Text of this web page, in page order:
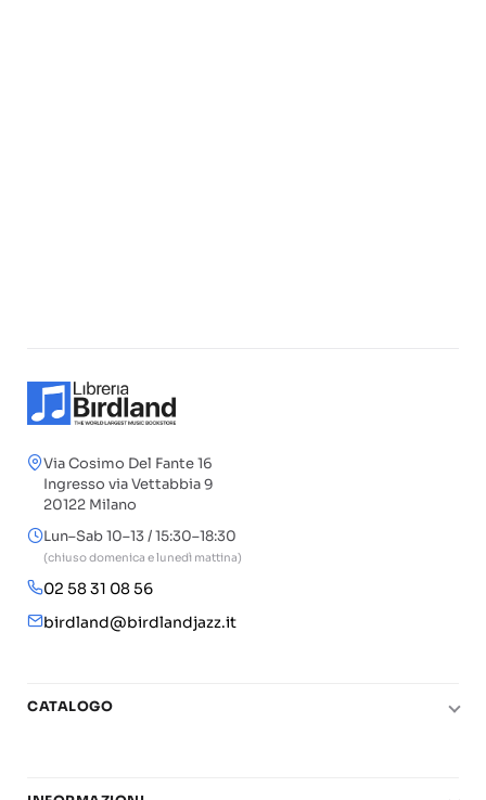
Via Cosimo Del Fante 16
Ingresso via Vettabbia 9
20122 Milano
Lun–Sab 10–13 / 15:30–18:30
(chiuso domenica e lunedì mattina)
02 58 31 08 56
birdland@birdlandjazz.it
CATALOGO
Chitarra